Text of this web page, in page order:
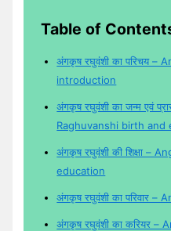
Table of
अंगकृष रघुवंशी का परिचय –
introduction
अंगकृष रघुवंशी का जन्म एवं
Raghuvanshi birth and
अंगकृष रघुवंशी की शिक्षा –
education
अंगकृष रघुवंशी का परिवार
अंगकृष रघुवंशी का करियर –